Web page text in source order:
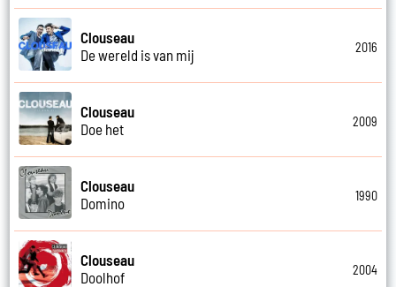
Clouseau
De wereld is van mij
2016
Clouseau
Doe het
2009
Clouseau
Domino
1990
Clouseau
Doolhof
2004